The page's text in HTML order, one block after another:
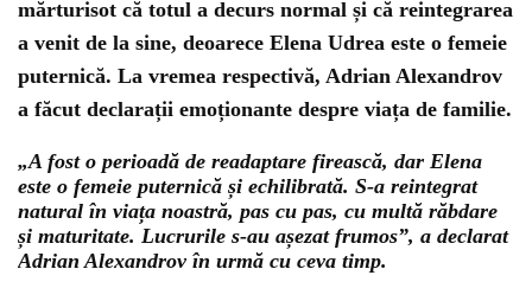
mărturisot că totul a decurs normal și că reintegrarea
a venit de la sine, deoarece Elena Udrea este o femeie
puternică. La vremea respectivă, Adrian Alexandrov
a făcut declarații emoționante despre viața de familie.
„A fost o perioadă de readaptare firească, dar Elena
este o femeie puternică și echilibrată. S-a reintegrat
natural în viața noastră, pas cu pas, cu multă răbdare
și maturitate. Lucrurile s-au așezat frumos”, a declarat
Adrian Alexandrov în urmă cu ceva timp.